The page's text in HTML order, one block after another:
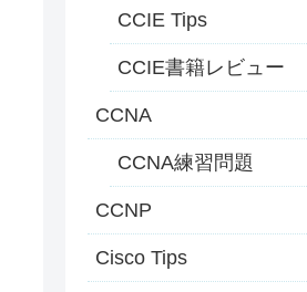
CCIE Tips
CCIE書籍レビュー
CCNA
CCNA練習問題
CCNP
Cisco Tips